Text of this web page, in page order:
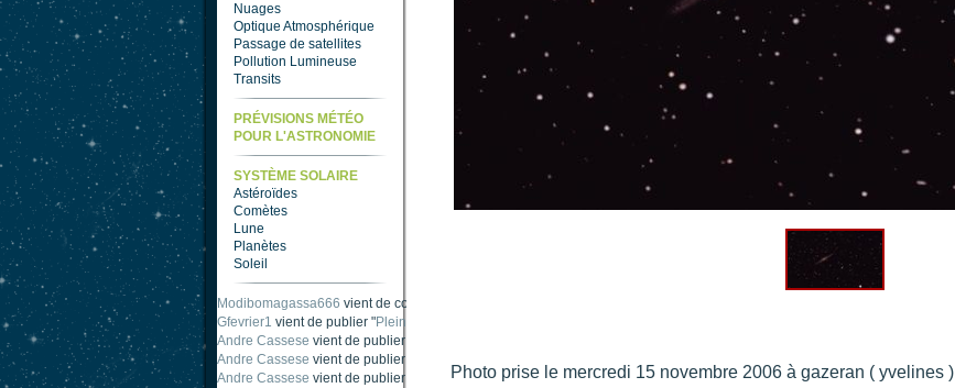
Nuages
Optique Atmosphérique
Passage de satellites
Pollution Lumineuse
Transits
PRÉVISIONS MÉTÉO
POUR L'ASTRONOMIE
SYSTÈME SOLAIRE
Astéroïdes
Comètes
Lune
Planètes
Soleil
Modibomagassa666 vient de commenter "
Gfevrier1 vient de publier "Pleine Lune - 9 Aout 205
Andre Cassese vient de publier "
Andre Cassese vient de publier "
Andre Cassese vient de publier " taches solaires et zone active halpha 27 juin 2021 lunette 120 mm".
Photo prise le mercredi 15 novembre 2006 à gazeran ( yvelines )